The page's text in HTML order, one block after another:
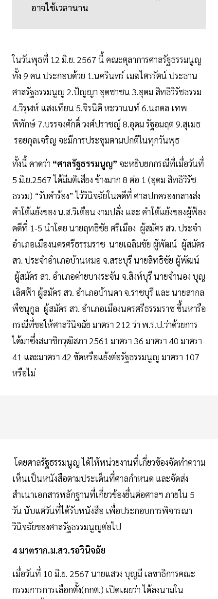
อาจใช้เวลานาน
ในวันพุธที่ 12 มิ.ย. 2567 นี้ คณะตุลาการศาลรัฐธรรมนูญ
ทั้ง 9 คน ประกอบด้วย 1.นครินทร์ เมฆไตรรัตน์ ประธาน
ศาลรัฐธรรมนูญ 2.ปัญญา อุดชาชน 3.อุดม สิทธิวิรัชธรรม
4.วิรุฬห์ แสงเทียน 5.จิรนิติ หะวานนท์ 6.นภดล เทพ
พิทักษ์ 7.บรรจงศักดิ์ วงศ์ปราชญ์ 8.อุดม รัฐอมฤต 9.สุเมธ
รอยกุลเจริญ จะมีการประชุมตามปกติในทุกวันพุธ
ทั้งนี้ คาดว่า “ศาลรัฐธรรมนูญ” จะหยิบยกกรณีที่เมื่อวันที่
5 มิ.ย.2567 ได้มีมติเสียง ข้างมาก 8 ต่อ 1 (อุดม สิทธิวิรัช
ธรรม) “รับคำร้อง” ไว้วินิจฉัยในคดีที่ ศาลปกครองกลางส่ง
คำโต้แย้งของ น.ส.วิเตือน งามปลั่ง และ คำโต้แย้งของผู้ฟ้อง
คดีที่ 1-5 นำโดย นายฤทธิชัย ศรีเมือง ผู้สมัคร สว. ประจำ
อำเภอเมืองนครศรีธรรมราช นายเฉลิมชัย ผู้พัฒน์ ผู้สมัคร
สว. ประจำอำเภอบ้านหมอ จ.สระบุรี นายสิทธิชัย ผู้พัฒน์
ผู้สมัคร สว. อำเภอค่ายบางระจัน จ.สิงห์บุรี นายจำนอง บุญ
เลิศฟ้า ผู้สมัคร สว. อำเภอบ้านคา จ.ราชบุรี และ นายสากล
พืชนุกูล ผู้สมัคร สว. อำเภอเมืองนครศรีธรรมราช ขึ้นหารือ
กรณีที่ขอให้ศาลวินิจฉัย มาตรา 212 ว่า พ.ร.ป.ว่าด้วยการ
ได้มาซึ่งสมาชิกวุฒิสภา 2561 มาตรา 36 มาตรา 40 มาตรา
41 และมาตรา 42 ขัดหรือแย้งต่อรัฐธรรมนูญ มาตรา 107
หรือไม่
โดยศาลรัฐธรรมนูญ ได้ให้หน่วยงานที่เกี่ยวข้องจัดทำความ
เห็นเป็นหนังสือตามประเด็นที่ศาลกำหนด และจัดส่ง
สำเนาเอกสารหลักฐานที่เกี่ยวข้องยื่นต่อศาลฯ ภายใน 5
วัน นับแต่วันที่ได้รับหนังสือ เพื่อประกอบการพิจารณา
วินิจฉัยของศาลรัฐธรรมนูญต่อไป
4 มาตราก.ม.สว.รอวินิจฉัย
เมื่อวันที่ 10 มิ.ย. 2567 นายแสวง บุญมี เลขาธิการคณะ
กรรมการการเลือกตั้ง(กกต.) เปิดเผยว่า ได้ลงนามใน